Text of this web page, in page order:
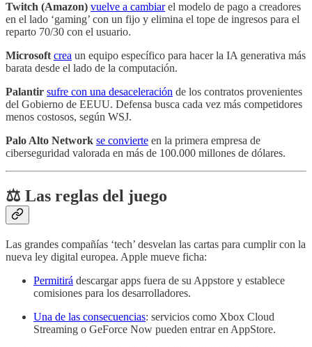
Twitch (Amazon) vuelve a cambiarel modelo de pago a creadores
en el lado ‘gaming’ con un fijo y elimina el tope de ingresos para el
reparto 70/30 con el usuario.
Microsoft crea un equipo específico para hacer la IA generativa más
barata desde el lado de la computación.
Palantir sufre con una desaceleración de los contratos provenientes
del Gobierno de EEUU. Defensa busca cada vez más competidores
menos costosos, según WSJ.
Palo Alto Network se convierte en la primera empresa de
ciberseguridad valorada en más de 100.000 millones de dólares.
⚖️ Las reglas del juego
Las grandes compañías ‘tech’ desvelan las cartas para cumplir con la
nueva ley digital europea. Apple mueve ficha:
Permitirá descargar apps fuera de su Appstore y establece
comisiones para los desarrolladores.
Una de las consecuencias: servicios como Xbox Cloud
Streaming o GeForce Now pueden entrar en AppStore.